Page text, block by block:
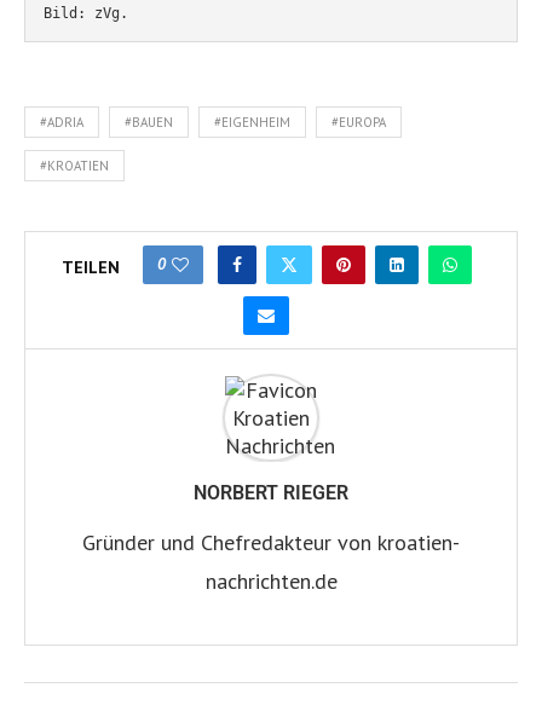
Bild: zVg.
#ADRIA #BAUEN #EIGENHEIM #EUROPA
#KROATIEN
TEILEN 0
NORBERT RIEGER
Gründer und Chefredakteur von kroatien-
nachrichten.de